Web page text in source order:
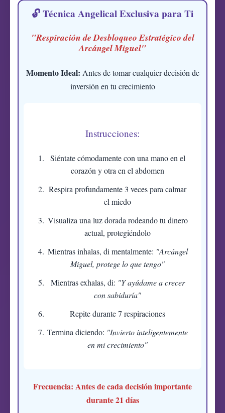
🔓 Técnica Angelical Exclusiva para Ti
"Respiración de Desbloqueo Estratégico del
Arcángel Miguel"
Momento Ideal: Antes de tomar cualquier decisión de
inversión en tu crecimiento
Instrucciones:
Siéntate cómodamente con una mano en el
corazón y otra en el abdomen
Respira profundamente 3 veces para calmar
el miedo
Visualiza una luz dorada rodeando tu dinero
actual, protegiéndolo
Mientras inhalas, di mentalmente: "Arcángel
Miguel, protege lo que tengo"
Mientras exhalas, di: "Y ayúdame a crecer
con sabiduría"
Repite durante 7 respiraciones
Termina diciendo: "Invierto inteligentemente
en mi crecimiento"
Frecuencia: Antes de cada decisión importante
durante 21 días